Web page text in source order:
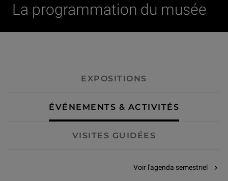
La programmation du musée
EXPOSITIONS
ÉVÉNEMENTS & ACTIVITÉS
VISITES GUIDÉES
Voir l'agenda semestriel